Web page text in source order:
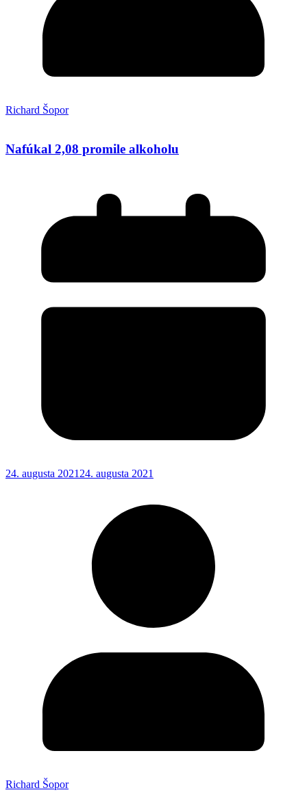
Richard Šopor
Nafúkal 2,08 promile alkoholu
24. augusta 2021 24. augusta 2021
Richard Šopor